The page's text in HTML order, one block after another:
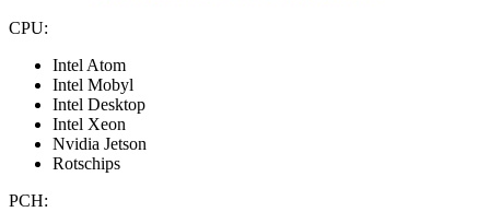
CPU:
Intel Atom
Intel Mobyl
Intel Desktop
Intel Xeon
Nvidia Jetson
Rotschips
PCH: